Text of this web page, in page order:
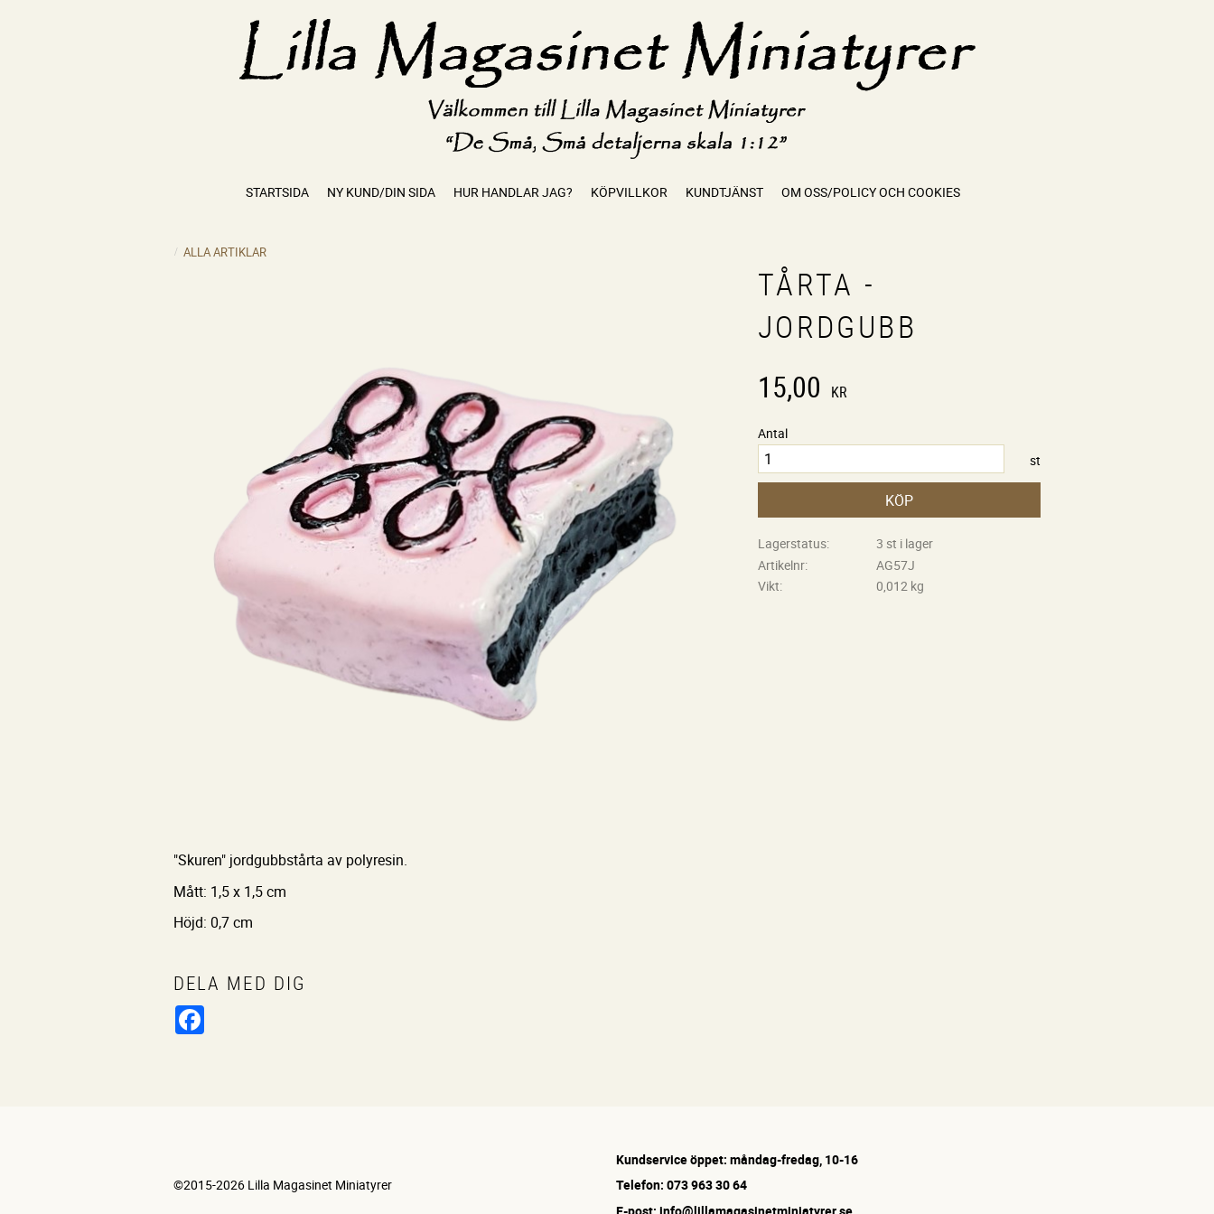
STARTSIDA NY KUND/DIN SIDA HUR HANDLAR JAG? KÖPVILLKOR KUNDTJÄNST OM OSS/POLICY OCH COOKIES
ALLA ARTIKLAR
TÅRTA -
JORDGUBB
15,00 KR
Antal
st
KÖP
Lagerstatus
3 st i lager
Artikelnr
AG57J
Vikt
0,012 kg
"Skuren" jordgubbstårta av polyresin.
Mått: 1,5 x 1,5 cm
Höjd: 0,7 cm
DELA MED DIG
©2015-2026 Lilla Magasinet Miniatyrer
Kundservice öppet: måndag-fredag, 10-16
Telefon: 073 963 30 64